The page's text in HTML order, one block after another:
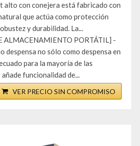
alto con conejera está fabricado con
que actúa como protección
y durabilidad. La...
ALMACENAMIENTO PORTÁTIL] -
despensa no sólo como despensa en
para la mayoría de las
funcionalidad de...
VER PRECIO SIN COMPROMISO